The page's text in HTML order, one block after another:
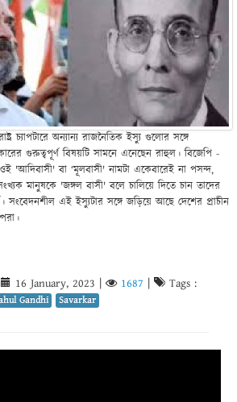
চ্যাপটারে অন্যান্য রাজনৈতিক ইস্যু গুলোর সঙ্গে
গুরুত্বপূর্ণ বিষয়টি সামনে এনেছেন রাহুল। বিজেপি -
বা ‘মূলবাসী' নামটা একেবারেই না পসন্দ,
মানুষকে 'জঙ্গল বাসী' বলে চালিয়ে দিতে চান তাদের
সংবেদনশীল এই ইস্যুটার সঙ্গে জড়িয়ে আছে দেশের প্রাচীন
16 January, 2023 1687 Tags :
Gandhi Savarkar